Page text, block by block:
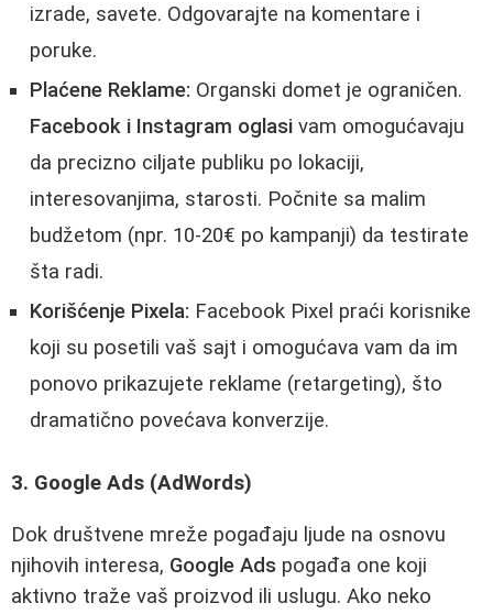
izrade, savete. Odgovarajte na komentare i
poruke.
Plaćene Reklame: Organski domet je ograničen.
Facebook i Instagram oglasi vam omogućavaju
da precizno ciljate publiku po lokaciji,
interesovanjima, starosti. Počnite sa malim
budžetom (npr. 10-20€ po kampanji) da testirate
šta radi.
Korišćenje Pixela: Facebook Pixel praći korisnike
koji su posetili vaš sajt i omogućava vam da im
ponovo prikazujete reklame (retargeting), što
dramatično povećava konverzije.
3. Google Ads (AdWords)
Dok društvene mreže pogađaju ljude na osnovu
njihovih interesa, Google Ads pogađa one koji
aktivno traže vaš proizvod ili uslugu. Ako neko